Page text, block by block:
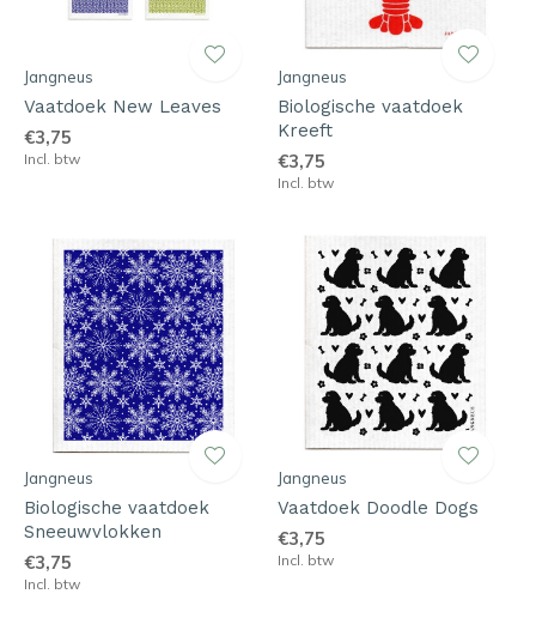
Jangneus
Vaatdoek New Leaves
€3,75
Incl. btw
Jangneus
Biologische vaatdoek
Kreeft
€3,75
Incl. btw
Jangneus
Biologische vaatdoek
Sneeuwvlokken
€3,75
Incl. btw
Jangneus
Vaatdoek Doodle Dogs
€3,75
Incl. btw